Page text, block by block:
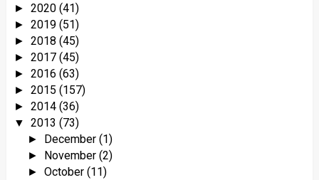
► 2020 (41)
► 2019 (51)
► 2018 (45)
► 2017 (45)
► 2016 (63)
► 2015 (157)
► 2014 (36)
▼ 2013 (73)
► December(1)
► November(2)
►October(11)